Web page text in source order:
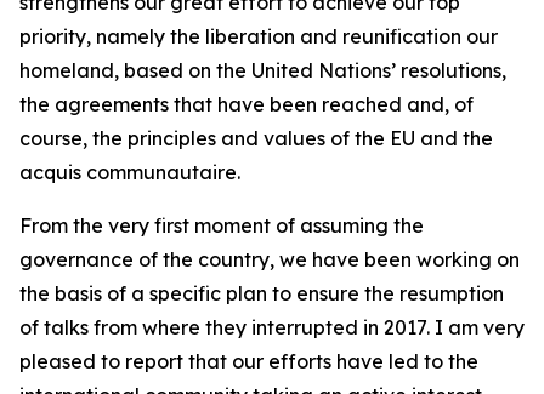
priority, namely the liberation and reunification our
homeland, based on the United Nations’ resolutions,
the agreements that have been reached and, of
course, the principles and values of the EU and the
acquis communautaire.
From the very first moment of assuming the
governance of the country, we have been working on
the basis of a specific plan to ensure the resumption
of talks from where they interrupted in 2017. I am very
pleased to report that our efforts have led to the